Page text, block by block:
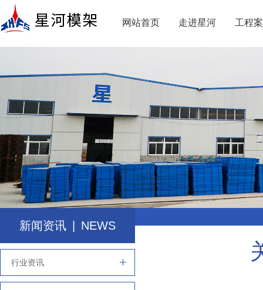
网站首页 走进星河 工程
新闻资讯 NEWS
行业资讯